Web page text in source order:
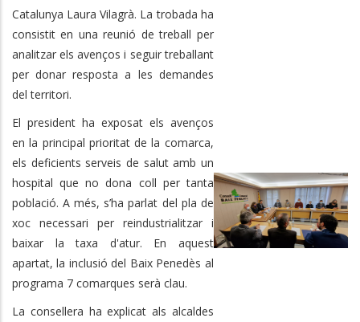
Catalunya Laura Vilagrà. La trobada ha
consistit en una reunió de treball per
analitzar els avenços i seguir treballant
per donar resposta a les demandes
del territori.
El president ha exposat els avenços
en la principal prioritat de la comarca,
els deficients serveis de salut amb un
hospital que no dona coll per tanta
població. A més, s’ha parlat del pla de
xoc necessari per reindustrialitzar i
baixar la taxa d'atur. En aquest
apartat, la inclusió del Baix Penedès al
programa 7 comarques serà clau.
La consellera ha explicat als alcaldes